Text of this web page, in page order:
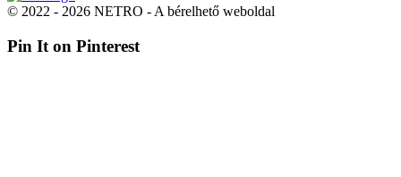
© 2022 - 2026 NETRO - A bérelhető weboldal
Pin It on Pinterest